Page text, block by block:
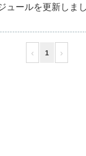
ュールを更新しま
‹ 1 ›